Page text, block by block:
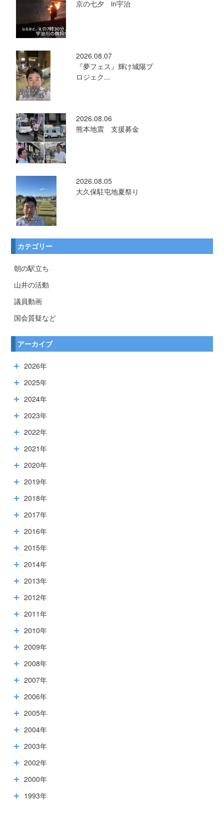
京の七夕 in宇治
2026.08.07
『夢フェス』輝け城陽プ
ロジェク...
2026.08.06
熊本地震 支援募金
2026.08.05
大久保駐屯地夏祭り
カテゴリー
朝の駅立ち
山井の活動
議員動画
国会質疑など
アーカイブ
2026年
2025年
2024年
2023年
2022年
2021年
2020年
2019年
2018年
2017年
2016年
2015年
2014年
2013年
2012年
2011年
2010年
2009年
2008年
2007年
2006年
2005年
2004年
2003年
2002年
2000年
1993年